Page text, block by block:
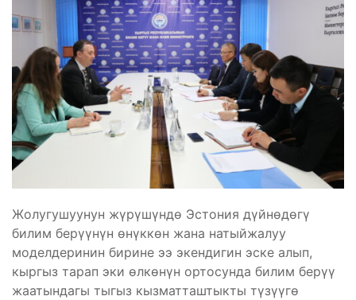
Жолугушуунун жүрүшүндө Эстония дүйнөдөгү
билим берүүнүн өнүккөн жана натыйжалуу
моделдеринин бирине ээ экендигин эске алып,
кыргыз тарап эки өлкөнүн ортосунда билим берүү
жаатындагы тыгыз кызматташтыкты түзүүгө